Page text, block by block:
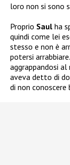
loro non si sono
Proprio Saul ha
quindi come lei
stesso e non è
potersi
aggrappandosi
aveva detto di
di non conoscere